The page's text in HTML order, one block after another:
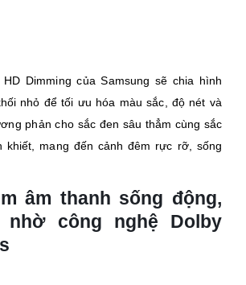
Dimming của Samsung sẽ chia hình
nhỏ để tối ưu hóa màu sắc, độ nét và
phản cho sắc đen sâu thẳm cùng sắc
khiết, mang đến cảnh đêm rực rỡ, sống
âm thanh sống động,
nhờ công nghệ Dolby